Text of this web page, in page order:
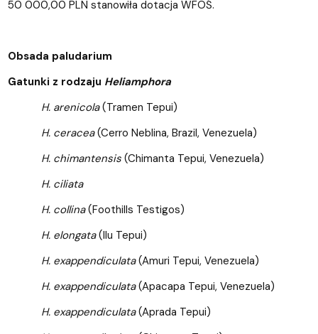
50 000,00 PLN stanowiła dotacja WFOŚ.
Obsada paludarium
Gatunki z rodzaju Heliamphora
H. arenicola(Tramen Tepui)
H. ceracea(Cerro Neblina, Brazil, Venezuela)
H. chimantensis(Chimanta Tepui, Venezuela)
H. ciliata
H. collina(Foothills Testigos)
H. elongata(Ilu Tepui)
H. exappendiculata(Amuri Tepui, Venezuela)
H. exappendiculata(Apacapa Tepui, Venezuela)
H. exappendiculata(Aprada Tepui)